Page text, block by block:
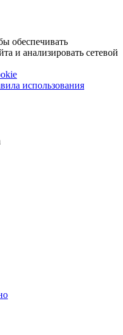
обеспечивать
и анализировать сетевой
использования